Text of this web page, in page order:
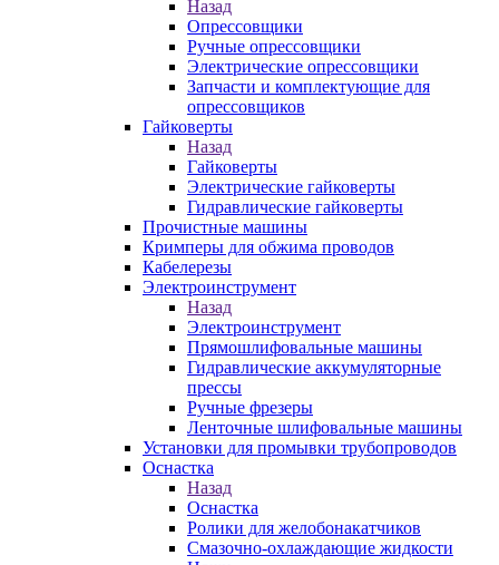
Назад
Опрессовщики
Ручные опрессовщики
Электрические опрессовщики
Запчасти и комплектующие для
опрессовщиков
Гайковерты
Назад
Гайковерты
Электрические гайковерты
Гидравлические гайковерты
Прочистные машины
Кримперы для обжима проводов
Кабелерезы
Электроинструмент
Назад
Электроинструмент
Прямошлифовальные машины
Гидравлические аккумуляторные
прессы
Ручные фрезеры
Ленточные шлифовальные машины
Установки для промывки трубопроводов
Оснастка
Назад
Оснастка
Ролики для желобонакатчиков
Смазочно-охлаждающие жидкости